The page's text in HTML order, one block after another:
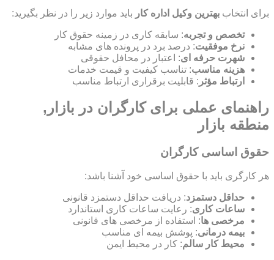
برای انتخاب بهترین وکیل اداره کار باید موارد زیر را در نظر بگیرید:
تخصص و تجربه: سابقه کاری در زمینه حقوق کار
نرخ موفقیت: درصد برد در پرونده های مشابه
شهرت حرفه ای: اعتبار در محافل حقوقی
هزینه مناسب: تناسب کیفیت و قیمت خدمات
ارتباط مؤثر : قابلیت برقراری ارتباط مناسب
راهنمای عملی برای کارگران در بازار,
منطقه بازار
حقوق اساسی کارگران
هر کارگری باید با حقوق اساسی خود آشنا باشد:
حداقل دستمزد: دریافت حداقل دستمزد قانونی
ساعات کاری: رعایت ساعات کاری استاندارد
مرخصی ها: استفاده از مرخصی های قانونی
بیمه درمانی: پوشش بیمه ای مناسب
محیط کار سالم: کار در محیط ایمن